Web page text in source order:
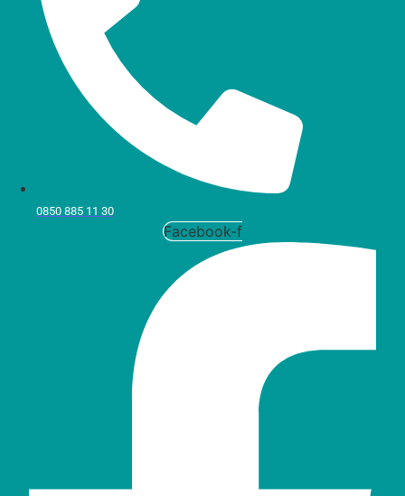
0850 885 11 30
Facebook-f